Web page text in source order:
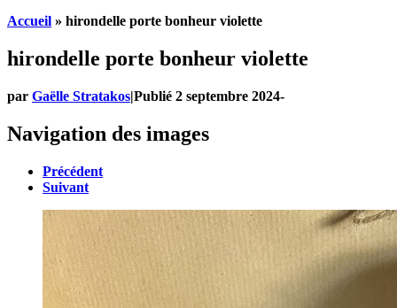
Accueil » hirondelle porte bonheur violette
hirondelle porte bonheur violette
par Gaëlle Stratakos|Publié 2 septembre 2024-
Navigation des images
Précédent
Suivant